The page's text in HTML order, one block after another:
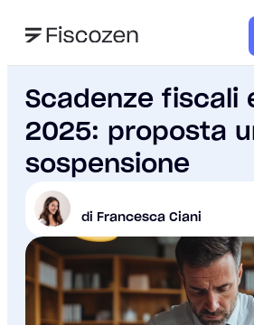
Scadenze fiscali
2025: proposta
sospensione
di Francesca Ciani